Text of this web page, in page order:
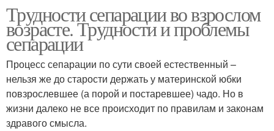
Трудности сепарации во взрослом
возрасте. Трудности и проблемы
сепарации
Процесс сепарации по сути своей естественный –
нельзя же до старости держать у материнской юбки
повзрослевшее (а порой и постаревшее) чадо. Но в
жизни далеко не все происходит по правилам и законам
здравого смысла.